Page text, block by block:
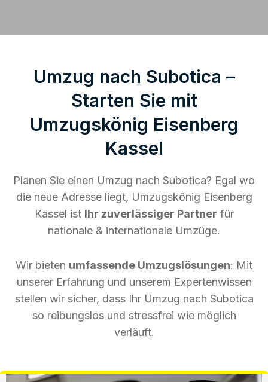
Umzug nach Subotica –
Starten Sie mit
Umzugskönig Eisenberg
Kassel
Planen Sie einen Umzug nach Subotica? Egal wo
die neue Adresse liegt, Umzugskönig Eisenberg
Kassel ist Ihr zuverlässiger Partner für
nationale & internationale Umzüge.
Wir bieten umfassende Umzugslösungen: Mit
unserer Erfahrung und unserem Expertenwissen
stellen wir sicher, dass Ihr Umzug nach Subotica
so reibungslos und stressfrei wie möglich
verläuft.